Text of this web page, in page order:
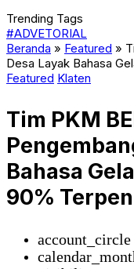
Trending Tags
#ADVETORIAL
Beranda » Featured »
Desa Layak Bahasa
Featured Klaten
Tim PKM
Bahasa
90%
account_circle